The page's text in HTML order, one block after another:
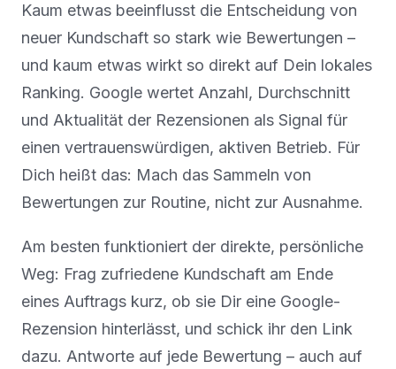
Kaum etwas beeinflusst die Entscheidung von
neuer Kundschaft so stark wie Bewertungen –
und kaum etwas wirkt so direkt auf Dein lokales
Ranking. Google wertet Anzahl, Durchschnitt
und Aktualität der Rezensionen als Signal für
einen vertrauenswürdigen, aktiven Betrieb. Für
Dich heißt das: Mach das Sammeln von
Bewertungen zur Routine, nicht zur Ausnahme.
Am besten funktioniert der direkte, persönliche
Weg: Frag zufriedene Kundschaft am Ende
eines Auftrags kurz, ob sie Dir eine Google-
Rezension hinterlässt, und schick ihr den Link
dazu. Antworte auf jede Bewertung – auch auf